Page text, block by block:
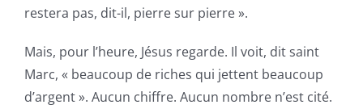
restera pas, dit-il, pierre sur pierre ».
Mais, pour l’heure, Jésus regarde. Il voit, dit saint
Marc, « beaucoup de riches qui jettent beaucoup
d’argent ». Aucun chiffre. Aucun nombre n’est cité.